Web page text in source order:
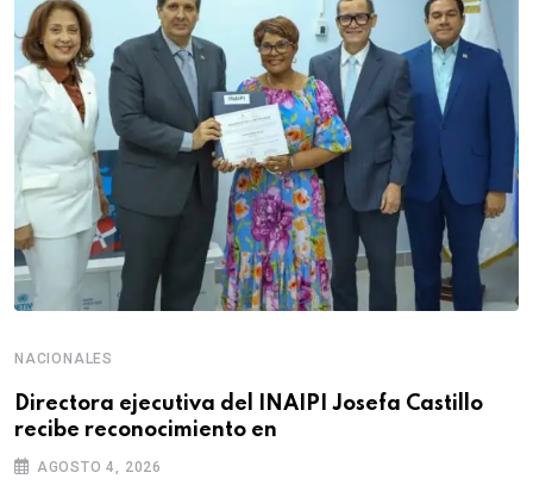
NACIONALES
Directora ejecutiva del INAIPI Josefa Castillo
recibe reconocimiento en
AGOSTO 4, 2026